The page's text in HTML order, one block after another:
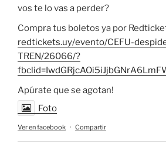
vos te lo vas a perder?
Compra tus boletos ya por
redtickets.uy/evento/CEFU-
TREN/26066/?
Apúrate que se agotan!
Foto
Ver en facebook · Compartir